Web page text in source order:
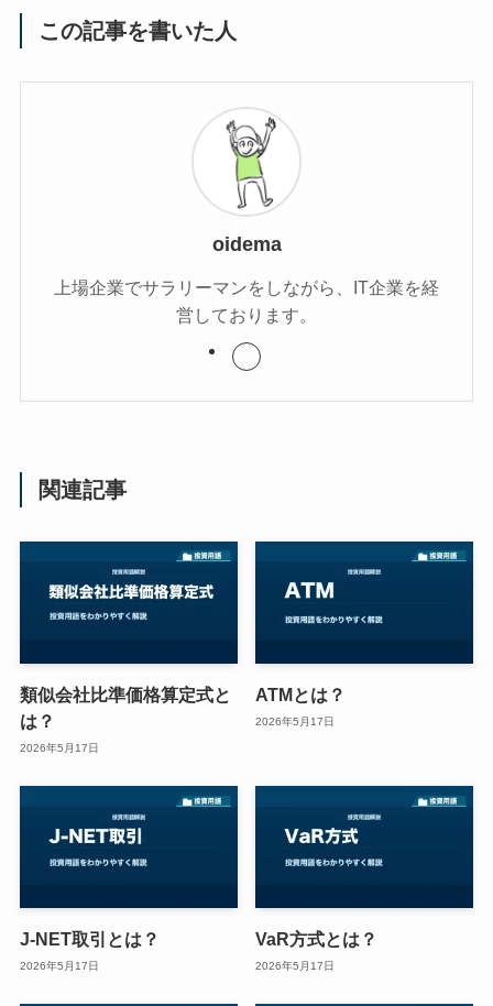
この記事を書いた人
oidema
上場企業でサラリーマンをしながら、IT企業を経
営しております。
関連記事
類似会社比準価格算定式と
は？
2026年5月17日
ATMとは？
2026年5月17日
J-NET取引とは？
2026年5月17日
VaR方式とは？
2026年5月17日